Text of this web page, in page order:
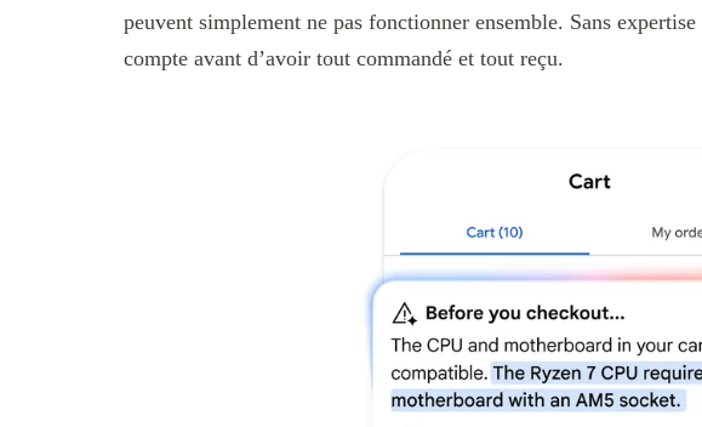
peuvent simplement ne pas fonctionner ensemble. Sans
compte avant d’avoir tout commandé et tout reçu.